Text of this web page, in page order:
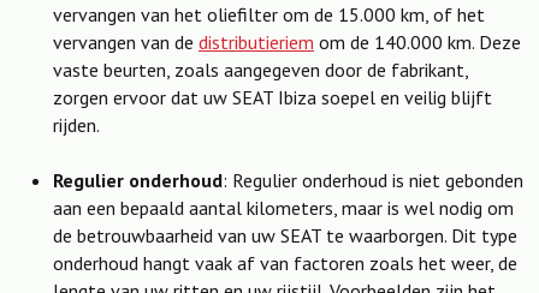
vervangen van het oliefilter om de 15.000 km, of het
vervangen van de distributieriem om de 140.000 km. Deze
vaste beurten, zoals aangegeven door de fabrikant,
zorgen ervoor dat uw SEAT Ibiza soepel en veilig blijft
rijden.
Regulier onderhoud: Regulier onderhoud is niet gebonden
aan een bepaald aantal kilometers, maar is wel nodig om
de betrouwbaarheid van uw SEAT te waarborgen. Dit type
onderhoud hangt vaak af van factoren zoals het weer, de